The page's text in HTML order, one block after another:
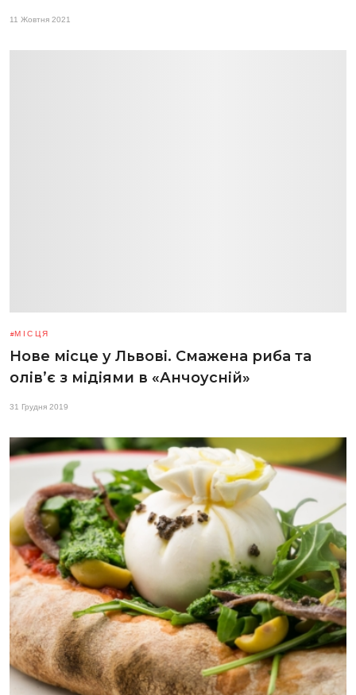
11 Жовтня 2021
МІСЦЯ
Нове місце у Львові. Смажена риба та
олів’є з мідіями в «Анчоусній»
31 Грудня 2019